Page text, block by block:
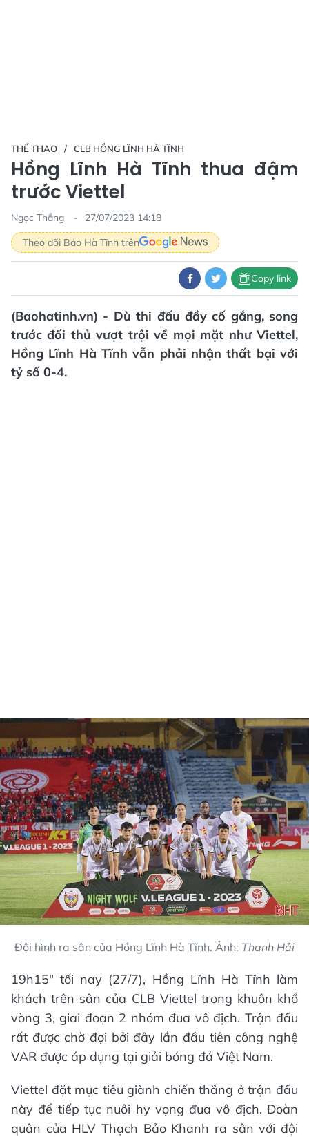
THỂ THAO CLB HỒNG LĨNH HÀ TĨNH
Hồng Lĩnh Hà Tĩnh thua đậm
trước Viettel
Ngọc Thắng
27/07/2023 14:18
Theo dõi Báo Hà Tĩnh trên
Copy link
(Baohatinh.vn) - Dù thi đấu đầy cố gắng, song
trước đối thủ vượt trội về mọi mặt như Viettel,
Hồng Lĩnh Hà Tĩnh vẫn phải nhận thất bại với
tỷ số 0-4.
Đội hình ra sân của Hồng Lĩnh Hà Tĩnh. Ảnh: Thanh Hải
19h15" tối nay (27/7), Hồng Lĩnh Hà Tĩnh làm
khách trên sân của CLB Viettel trong khuôn khổ
vòng 3, giai đoạn 2 nhóm đua vô địch. Trận đấu
rất được chờ đợi bởi đây lần đầu tiên công nghệ
VAR được áp dụng tại giải bóng đá Việt Nam.
Viettel đặt mục tiêu giành chiến thắng ở trận đấu
này để tiếp tục nuôi hy vọng đua vô địch. Đoàn
quân của HLV Thạch Bảo Khanh ra sân với đội